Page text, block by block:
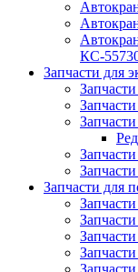
КС-
Запчасти для
Запчасти для